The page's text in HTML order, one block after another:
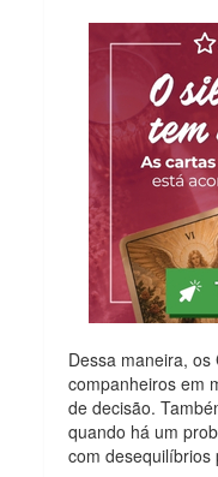
Dessa maneira,
companheiros em
de decisão.
quando há um
com desequilíbrios